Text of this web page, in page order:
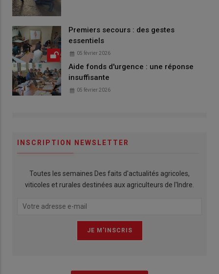
Premiers secours : des gestes
essentiels
05 février 2026
Aide fonds d'urgence : une réponse
insuffisante
05 février 2026
INSCRIPTION NEWSLETTER
Toutes les semaines Des faits d'actualités agricoles,
viticoles et rurales destinées aux agriculteurs de l'Indre.